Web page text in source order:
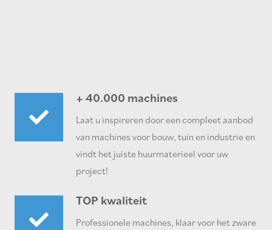
+ 40.000 machines
Laat u inspireren door een compleet aanbod
van machines voor bouw, tuin en industrie en
vindt het juiste huurmaterieel voor uw
project!
TOP kwaliteit
Professionele machines, klaar voor het zware